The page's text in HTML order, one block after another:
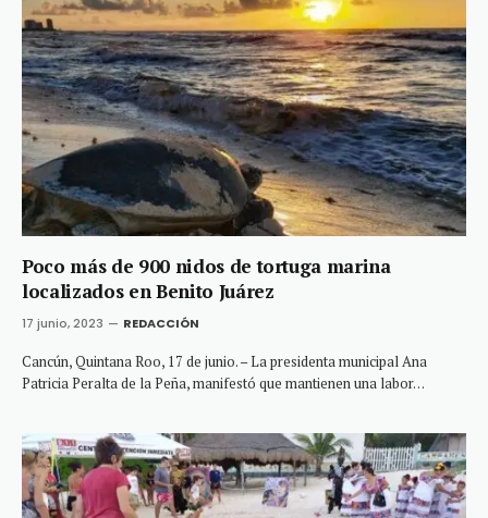
Poco más de 900 nidos de tortuga marina
localizados en Benito Juárez
17 junio, 2023 REDACCIÓN
Cancún, Quintana Roo, 17 de junio. – La presidenta municipal Ana
Patricia Peralta de la Peña, manifestó que mantienen una labor…